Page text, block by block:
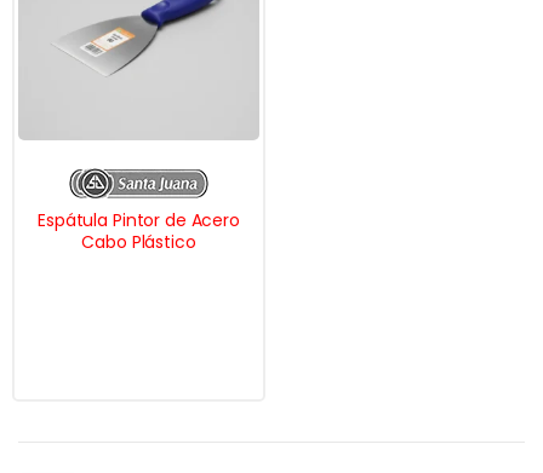
Espátula Pintor de Acero
Cabo Plástico